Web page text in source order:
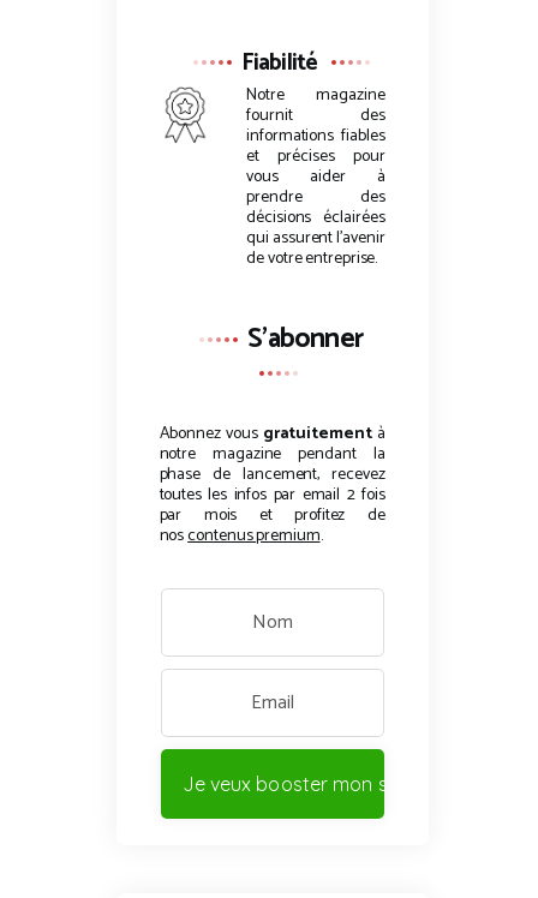
Fiabilité
Notre magazine
fournit des
informations fiables
et précises pour
vous aider à
prendre des
décisions éclairées
qui assurent l’avenir
de votre entreprise.
S'abonner
Abonnez vous gratuitementà
notre magazine pendant la
phase de lancement, recevez
toutes les infos par email 2 fois
par mois et profitez de
noscontenus premium.
Je veux booster mon site !